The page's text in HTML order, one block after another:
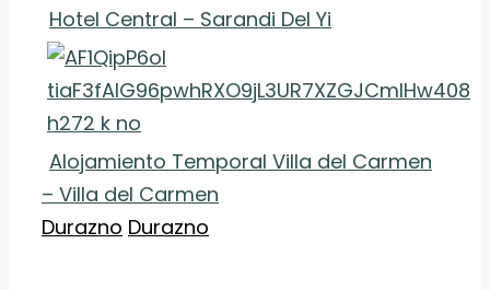
Hotel Central – Sarandi Del Yi
Alojamiento Temporal Villa del Carmen
– Villa del Carmen
Categorías
Durazno Etiquetas
Durazno